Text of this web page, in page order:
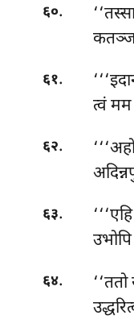
६०.
६१.
त्वं मम
६२.
६३.
६४. ‘‘ततो